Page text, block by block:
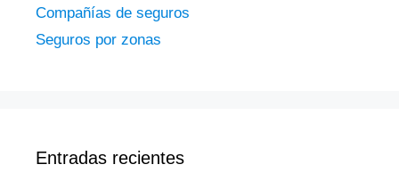
Compañías de seguros
Seguros por zonas
Entradas recientes